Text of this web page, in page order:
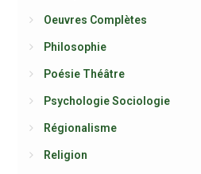
Oeuvres Complètes
Philosophie
Poésie Théâtre
Psychologie Sociologie
Régionalisme
Religion